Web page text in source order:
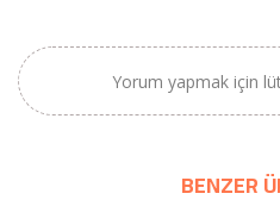
Yorum yapmak için
BENZER